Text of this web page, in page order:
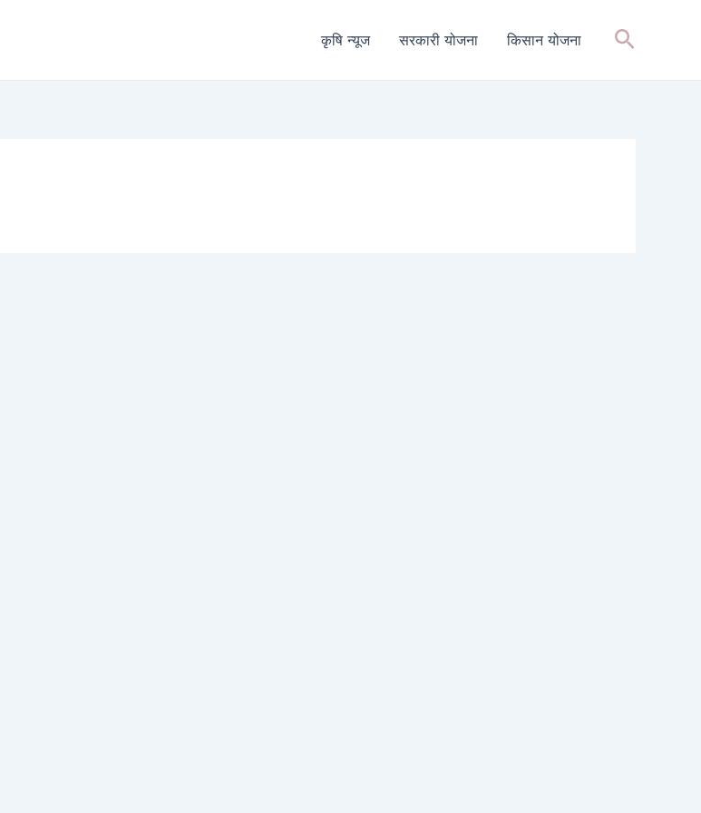
कृषि न्यूज सरकारी योजना किसान योजना Search